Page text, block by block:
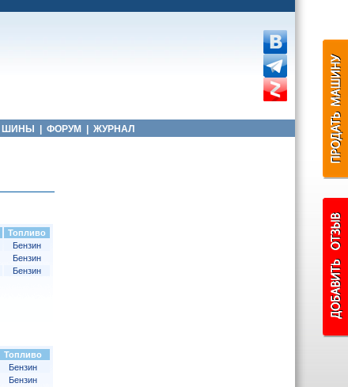
ШИНЫ ФОРУМ ЖУРНАЛ
Топливо
Бензин
Бензин
Бензин
Топливо
Бензин
Бензин